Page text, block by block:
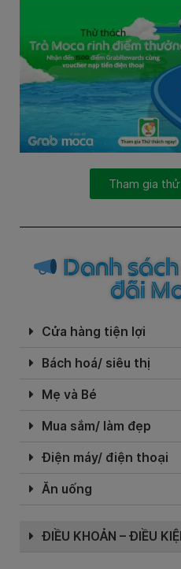
Tham gia
Danh
đãi
Cửa hàng tiện lợi
Bách hoá/ siêu thị
Mẹ và Bé
Mua sắm/ làm đẹp
Điện máy/ điện thoại
Ăn uống
ĐIỀU KHOẢN – ĐIỀU